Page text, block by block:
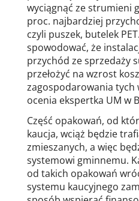
wyciągnąć ze strumieni
proc. najbardziej
czyli puszek, butelek
spowodować, że
przychód ze sprzedaży
przełożyć na wzrost
zagospodarowania tych
ocenia ekspertka UM w
Część opakowań, od
kaucja, wciąż będzie
zmieszanych, a więc
systemowi gminnemu.
od takich opakowań
systemu kaucyjnego